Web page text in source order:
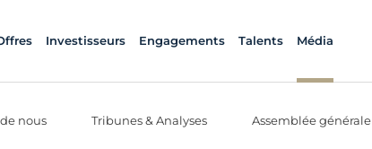
Investisseurs Engagements Talents Média
nous Tribunes & Analyses Assemblée générale